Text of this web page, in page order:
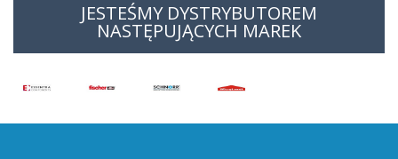
JESTEŚMY DYSTRYBUTOREM
NASTĘPUJĄCYCH MAREK